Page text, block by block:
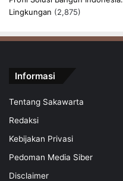
Lingkungan (2,875)
Informasi
Tentang Sakawarta
Redaksi
Kebijakan Privasi
Pedoman Media Siber
Disclaimer